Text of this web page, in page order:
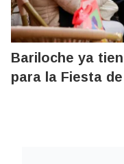
Bariloche ya
para la Fiesta